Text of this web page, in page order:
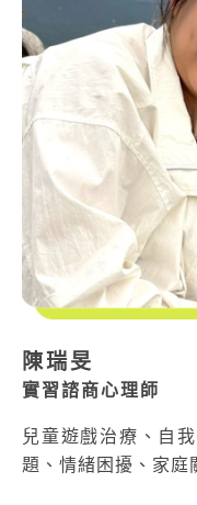
陳瑞旻
實習諮商心理師
兒童遊戲治療、自
題、情緒困擾、家庭